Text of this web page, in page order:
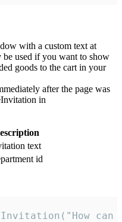
with a custom text at
used if you want to show
goods to the cart in your
after the page was
in
text
id